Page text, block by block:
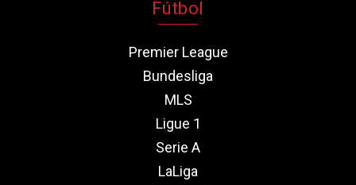
Fútbol
Premier League
Bundesliga
MLS
Ligue 1
Serie A
LaLiga